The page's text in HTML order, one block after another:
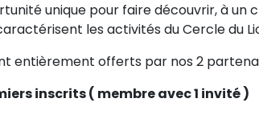
unique pour faire découvrir, à un
les activités du Cercle du
entièrement offerts par nos 2
inscrits ( membre avec 1 invité )